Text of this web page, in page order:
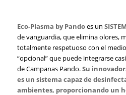
Eco-Plasma by Pandoes un
de vanguardia, que elimina olores,
totalmente respetuoso con el
“opcional” que puede integrarse
de Campanas Pando.Su
es un sistema capaz de
ambientes, proporcionando un